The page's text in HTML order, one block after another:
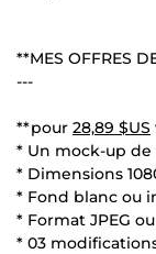
**MES OFFRES
---
**pour 28,89 $US
* Un mock-up
* Dimensions
* Fond blanc ou
* Format JPEG
* 03